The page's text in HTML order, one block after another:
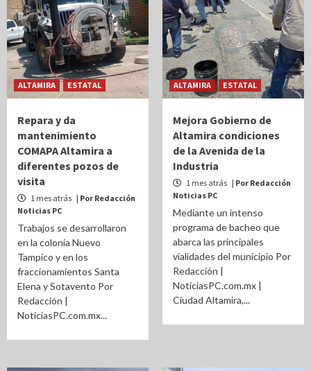
ALTAMIRA ESTATAL
Repara y da
mantenimiento
COMAPA Altamira a
diferentes pozos de
visita
1 mes atrás | Por Redacción
Noticias PC
Trabajos se desarrollaron
en la colonia Nuevo
Tampico y en los
fraccionamientos Santa
Elena y Sotavento Por
Redacción |
NoticiasPC.com.mx...
ALTAMIRA ESTATAL
Mejora Gobierno de
Altamira condiciones
de la Avenida de la
Industria
1 mes atrás | Por Redacción
Noticias PC
Mediante un intenso
programa de bacheo que
abarca las principales
vialidades del municipio Por
Redacción |
NoticiasPC.com.mx |
Ciudad Altamira,...